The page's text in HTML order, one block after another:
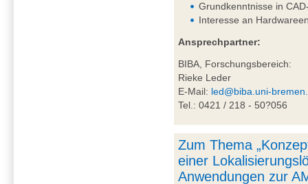
Grundkenntnisse in
Interesse an
Ansprechpartner:
BIBA, Forschungsbereich:
Rieke Leder
E-Mail: led@biba.uni-
Tel.: 0421 / 218 - 50?056
Zum Thema
einer
Anwendungen zur